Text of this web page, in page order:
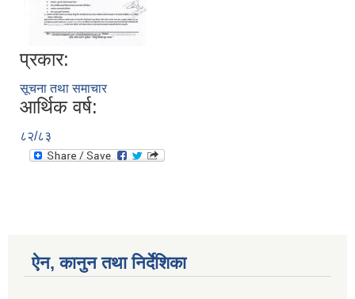
प्रकार:
सूचना तथा समाचार
आर्थिक वर्ष:
८२/८३
ऐन, कानुन तथा निर्देशिका